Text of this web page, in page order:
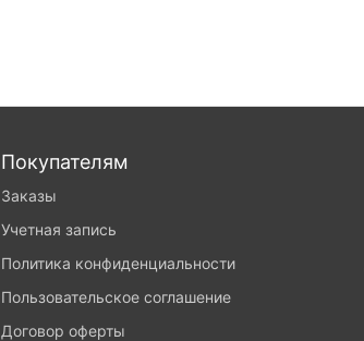
Покупателям
Заказы
Учетная запись
Политика конфиденциальности
Пользовательское соглашение
Договор оферты